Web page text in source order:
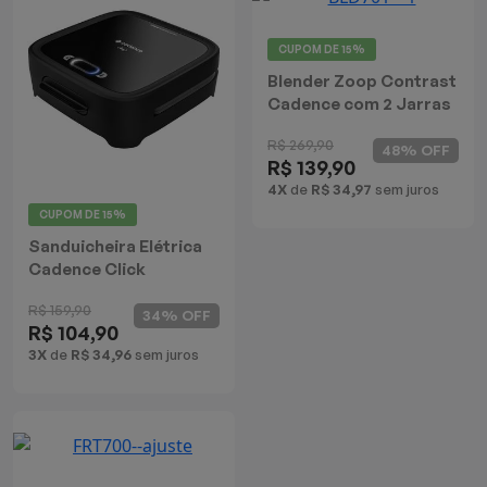
CUPOM DE15%
Sanduicheira Elétrica
Cadence Click
R$ 159,90
R$ 104,90
3X de R$ 34,96 sem juros
34% OFF
CUPOM DE15%
Blender Zoop Contrast
Cadence com 2 Jarras
R$ 269,90
R$ 139,90
4X de R$ 34,97 sem juros
48% OFF
Processadores
Coifas
Máquina de Waffle
Cooktops